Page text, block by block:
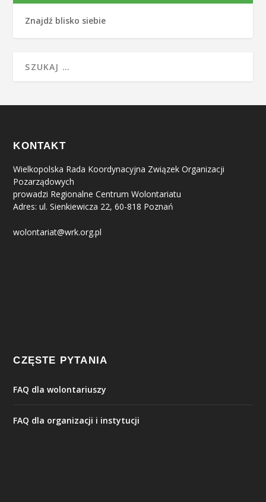
Znajdź blisko siebie
KONTAKT
Wielkopolska Rada Koordynacyjna Związek Organizacji
Pozarządowych
prowadzi Regionalne Centrum Wolontariatu
Adres: ul. Sienkiewicza 22, 60-818 Poznań
wolontariat@wrk.org.pl
CZĘSTE PYTANIA
FAQ dla wolontariuszy
FAQ dla organizacji i instytucji